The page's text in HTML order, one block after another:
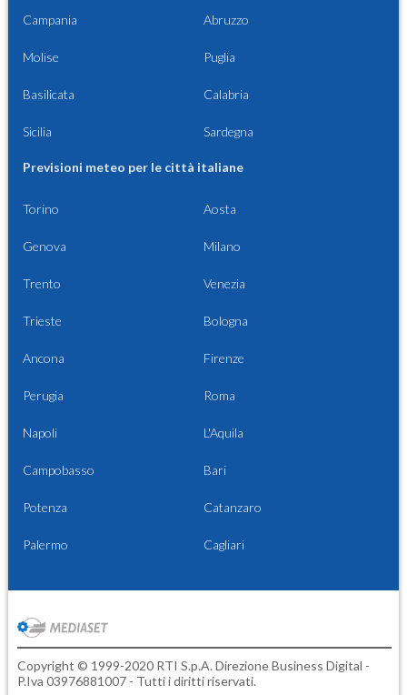
Campania Abruzzo
Molise Puglia
Basilicata Calabria
Sicilia Sardegna
Previsioni meteo per le città italiane
Torino Aosta
Genova Milano
Trento Venezia
Trieste Bologna
Ancona Firenze
Perugia Roma
Napoli L'Aquila
Campobasso Bari
Potenza Catanzaro
Palermo Cagliari
Copyright © 1999-2020 RTI S.p.A. Direzione Business Digital -
P.Iva 03976881007 - Tutti i diritti riservati.